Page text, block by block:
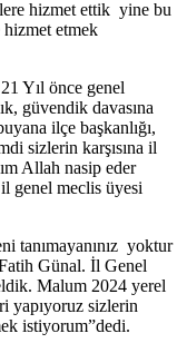
hizmet ettik yine bu
etmek
Yıl önce genel
güvendik davasına
ilçe başkanlığı,
sizlerin karşısına il
Allah nasip eder
genel meclis üyesi
tanımayanınız yoktur
Günal. İl Genel
Malum 2024 yerel
yapıyoruz sizlerin
istiyorum”dedi.